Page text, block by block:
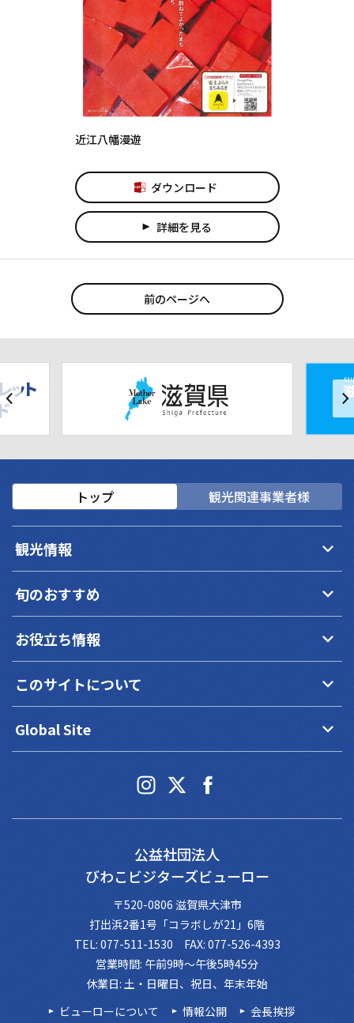
近江八幡漫遊
ダウンロード
play_arrow 詳細を見る
前のページへ
トップ 観光関連事業者様
観光情報 keyboard_arrow_down
旬のおすすめ keyboard_arrow_down
お役立ち情報 keyboard_arrow_down
このサイトについて keyboard_arrow_down
Global Site keyboard_arrow_down
公益社団法人
びわこビジターズビューロー
〒520-0806 滋賀県大津市
打出浜2番1号「コラボしが21」6階
TEL: 077-511-1530 FAX: 077-526-4393
営業時間: 午前9時～午後5時45分
休業日: 土・日曜日、祝日、年末年始
ビューローについて
情報公開
会長挨拶